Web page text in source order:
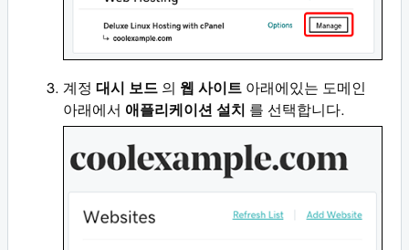
계정 대시 보드 의 웹 사이트 아래에있는 도메인
아래에서 애플리케이션 설치 를 선택합니다.